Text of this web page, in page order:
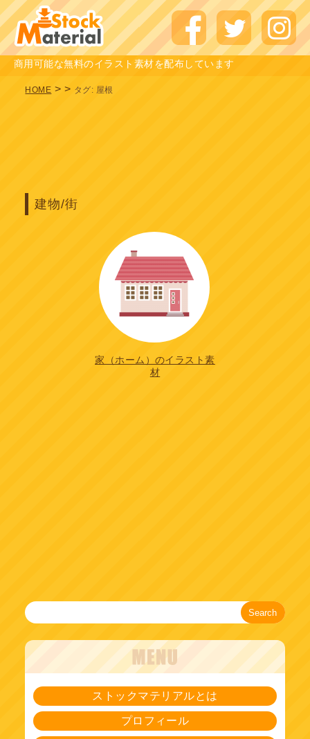
商用可能な無料のイラスト素材を配布しています
HOME > > タグ: 屋根
建物/街
家（ホーム）のイラスト素
材
Search
ストックマテリアルとは
プロフィール